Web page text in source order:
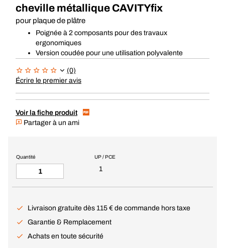
cheville métallique CAVITYfix
pour plaque de plâtre
Poignée à 2 composants pour des travaux
ergonomiques
Version coudée pour une utilisation polyvalente
(0)
Écrire le premier avis
Voir la fiche produit
Partager à un ami
UP / PCE
1
Quantité
Livraison gratuite dès 115 € de commande hors taxe
Garantie & Remplacement
Achats en toute sécurité